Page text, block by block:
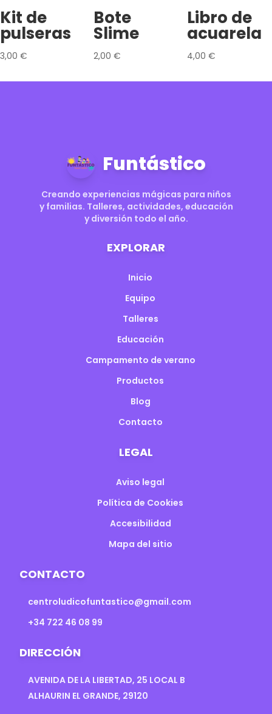
Kit de
pulseras
3,00 €
Bote
Slime
2,00 €
Libro de
acuarela
4,00 €
Funtástico
Creando experiencias mágicas para niños
y familias. Talleres, actividades, educación
y diversión todo el año.
EXPLORAR
Inicio
Equipo
Talleres
Educación
Campamento de verano
Productos
Blog
Contacto
LEGAL
Aviso legal
Política de Cookies
Accesibilidad
Mapa del sitio
CONTACTO
centroludicofuntastico@gmail.com
+34 722 46 08 99
DIRECCIÓN
AVENIDA DE LA LIBERTAD, 25 LOCAL B
ALHAURIN EL GRANDE, 29120